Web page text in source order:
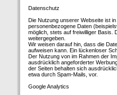
Datenschutz
Die Nutzung unserer Webseite ist
personenbezogene Daten
möglich, stets auf freiwilliger Basis.
weitergegeben.
Wir weisen darauf hin, dass die
aufweisen kann. Ein lückenloser
Der Nutzung von im Rahmen der
ausdrücklich angeforderter
der Seiten behalten sich
etwa durch Spam-Mails, vor.
Google Analytics